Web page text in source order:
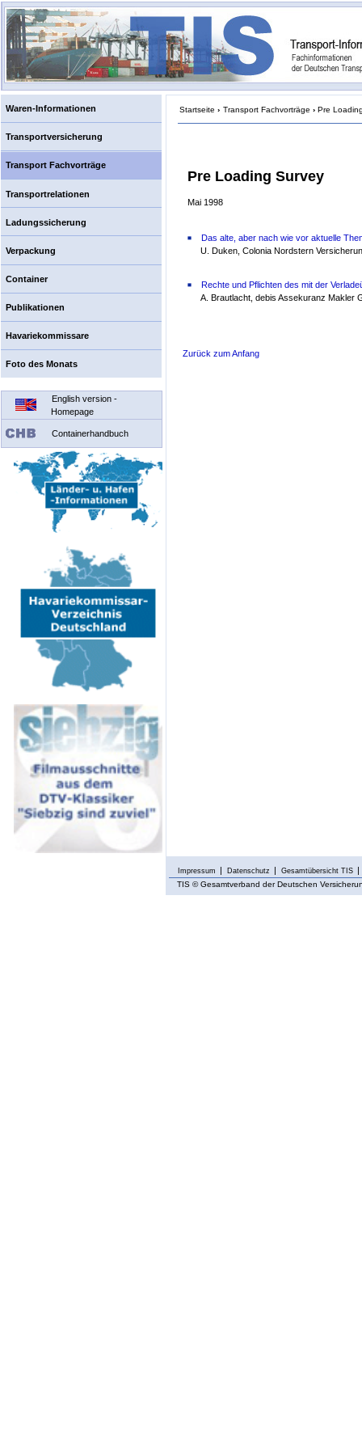
Waren-Informationen
Transportversicherung
Transport Fachvorträge
Transportrelationen
Ladungssicherung
Verpackung
Container
Publikationen
Havariekommissare
Foto des Monats
English version -
Homepage
Containerhandbuch
Startseite › Transport Fachvorträge › Pre
Pre Loading Survey
Mai 1998
Das alte, aber nach wie vor aktuelle
U. Duken, Colonia Nordstern
Rechte und Pflichten des mit der
A. Brautlacht, debis Assekuranz Makler
Zurück zum Anfang
Impressum Datenschutz Gesamtübersicht TIS
TIS © Gesamtverband der Deutschen